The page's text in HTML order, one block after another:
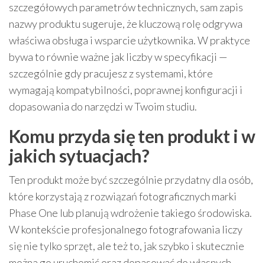
szczegółowych parametrów technicznych, sam zapis
nazwy produktu sugeruje, że kluczową rolę odgrywa
właściwa obsługa i wsparcie użytkownika. W praktyce
bywa to równie ważne jak liczby w specyfikacji —
szczególnie gdy pracujesz z systemami, które
wymagają kompatybilności, poprawnej konfiguracji i
dopasowania do narzędzi w Twoim studiu.
Komu przyda się ten produkt i w
jakich sytuacjach?
Ten produkt może być szczególnie przydatny dla osób,
które korzystają z rozwiązań fotograficznych marki
Phase One lub planują wdrożenie takiego środowiska.
W kontekście profesjonalnego fotografowania liczy
się nie tylko sprzęt, ale też to, jak szybko i skutecznie